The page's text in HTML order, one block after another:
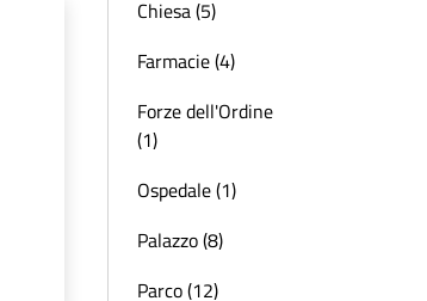
Chiesa (5)
Farmacie (4)
Forze dell'Ordine
(1)
Ospedale (1)
Palazzo (8)
Parco (12)